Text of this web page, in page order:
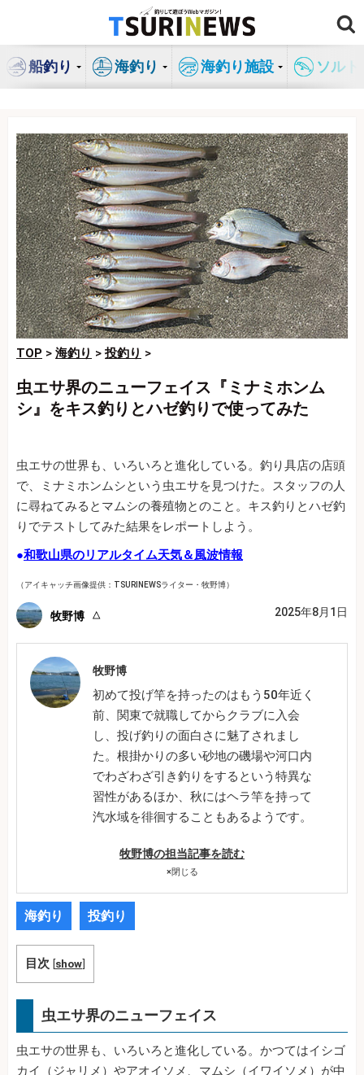
ン
船釣り 海釣り 海釣り施設 ソル
TOP > 海釣り > 投釣り >
虫エサ界のニューフェイス『ミナミホンム
シ』をキス釣りとハゼ釣りで使ってみた
虫エサの世界も、いろいろと進化している。釣り具店の店頭
で、ミナミホンムシという虫エサを見つけた。スタッフの人
に尋ねてみるとマムシの養殖物とのこと。キス釣りとハゼ釣
りでテストしてみた結果をレポートしよう。
●和歌山県のリアルタイム天気＆風波情報
（アイキャッチ画像提供：TSURINEWSライター・牧野博）
牧野博 2025年8月1日
牧野博
初めて投げ竿を持ったのはもう50年近く
前、関東で就職してからクラブに入会
し、投げ釣りの面白さに魅了されまし
た。根掛かりの多い砂地の磯場や河口内
でわざわざ引き釣りをするという特異な
習性があるほか、秋にはヘラ竿を持って
汽水域を徘徊することもあるようです。
牧野博の担当記事を読む
×閉じる
海釣り 投釣り
目次 [show]
虫エサ界のニューフェイス
虫エサの世界も、いろいろと進化している。かつてはイシゴ
カイ（ジャリメ）やアオイソメ、マムシ（イワイソメ）が中